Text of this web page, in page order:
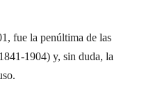
fue la penúltima de las
1904) y, sin duda, la